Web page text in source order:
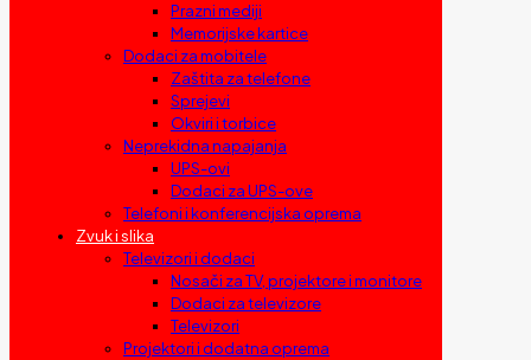
Prazni mediji
Memorijske kartice
Dodaci za mobitele
Zaštita za telefone
Sprejevi
Okviri i torbice
Neprekidna napajanja
UPS-ovi
Dodaci za UPS-ove
Telefoni i konferencijska oprema
Zvuk i slika
Televizori i dodaci
Nosači za TV, projektore i monitore
Dodaci za televizore
Televizori
Projektori i dodatna oprema